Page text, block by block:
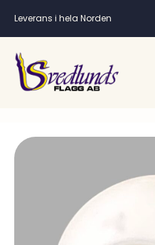
Leverans i hela Norden